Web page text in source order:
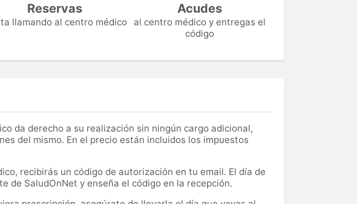
Reservas
llamando al centro médico
Acudes
al centro médico y entregas el
código
da derecho a su realización sin ningún cargo adicional,
del mismo. En el precio están incluidos los impuestos
recibirás un código de autorización en tu email. El día de
de SaludOnNet y enseña el código en la recepción.